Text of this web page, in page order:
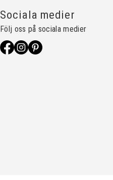
Sociala medier
Följ oss på sociala medier